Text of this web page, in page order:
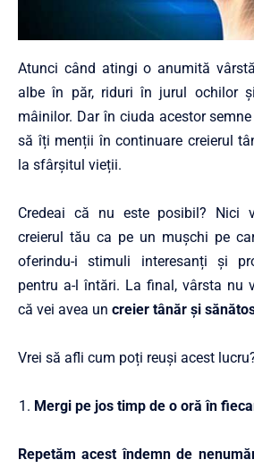
Atunci când atingi o anumită
albe în păr, riduri în jurul ochilor
mâinilor. Dar în ciuda acestor
să îți menții în continuare creierul
la sfârșitul vieții.
Credeai că nu este posibil? Nici
creierul tău ca pe un mușchi pe
oferindu-i stimuli interesanți și
pentru a-l întări. La final, vârsta nu
că vei avea un creier tânăr și
Vrei să afli cum poți reuși acest
Mergi pe jos timp de o oră în
Repetăm acest îndemn de